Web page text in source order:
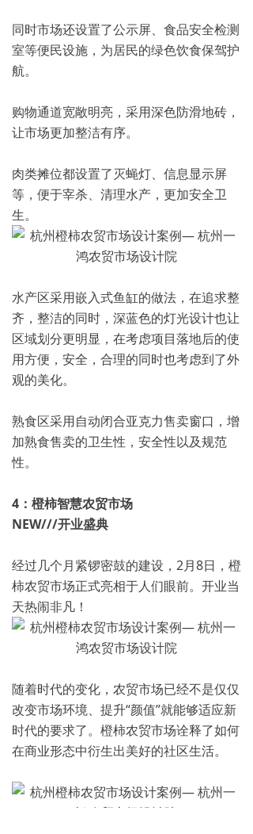
同时市场还设置了公示屏、食品安全检测
室等便民设施，为居民的绿色饮食保驾护
航。
购物通道宽敞明亮，采用深色防滑地砖，
让市场更加整洁有序。
肉类摊位都设置了灭蝇灯、信息显示屏
等，便于宰杀、清理水产，更加安全卫
生。
水产区采用嵌入式鱼缸的做法，在追求整
齐，整洁的同时，深蓝色的灯光设计也让
区域划分更明显，在考虑项目落地后的使
用方便，安全，合理的同时也考虑到了外
观的美化。
熟食区采用自动闭合亚克力售卖窗口，增
加熟食售卖的卫生性，安全性以及规范
性。
4： 橙柿智慧农贸市场
NEW///开业盛典
经过几个月紧锣密鼓的建设，2月8日，橙
柿农贸市场正式亮相于人们眼前。开业当
天热闹非凡！
随着时代的变化，农贸市场已经不是仅仅
改变市场环境、提升“颜值”就能够适应新
时代的要求了。橙柿农贸市场诠释了如何
在商业形态中衍生出美好的社区生活。